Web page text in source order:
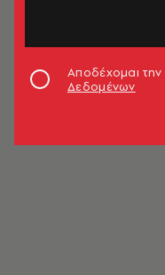
Αποδέχομαι την
Δεδομένων